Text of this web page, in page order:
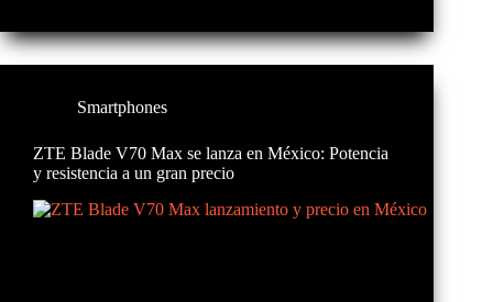
Smartphones
ZTE Blade V70 Max se lanza en México: Potencia
y resistencia a un gran precio